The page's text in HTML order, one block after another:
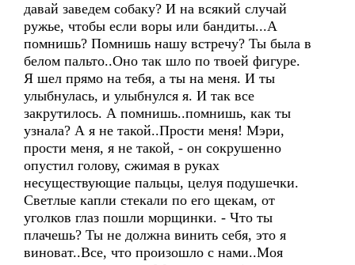
давай заведем собаку? И на всякий случай
ружье, чтобы если воры или бандиты...А
помнишь? Помнишь нашу встречу? Ты была в
белом пальто..Оно так шло по твоей фигуре.
Я шел прямо на тебя, а ты на меня. И ты
улыбнулась, и улыбнулся я. И так все
закрутилось. А помнишь..помнишь, как ты
узнала? А я не такой..Прости меня! Мэри,
прости меня, я не такой, - он сокрушенно
опустил голову, сжимая в руках
несуществующие пальцы, целуя подушечки.
Светлые капли стекали по его щекам, от
уголков глаз пошли морщинки. - Что ты
плачешь? Ты не должна винить себя, это я
виноват..Все, что произошло с нами..Моя